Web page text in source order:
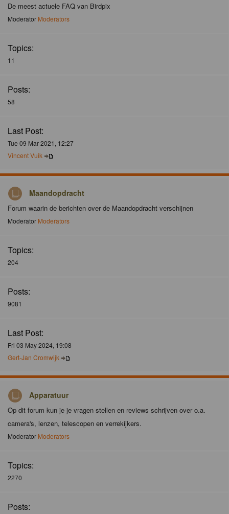
De meest actuele FAQ van Birdpix
Moderator Moderators
Topics:
11
Posts:
58
Last Post:
Tue 09 Mar 2021, 12:27
Vincent Vuik
Maandopdracht
Forum waarin de berichten over de Maandopdracht verschijnen
Moderator Moderators
Topics:
204
Posts:
9081
Last Post:
Fri 03 May 2024, 19:08
Gert-Jan Cromwijk
Apparatuur
Op dit forum kun je je vragen stellen en reviews schrijven over o.a.
camera's, lenzen, telescopen en verrekijkers.
Moderator Moderators
Topics:
2270
Posts: